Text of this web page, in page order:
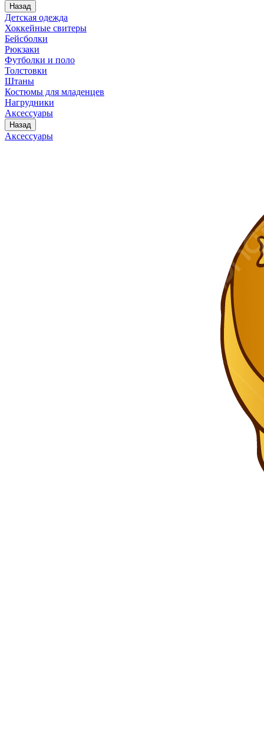
Назад
Детская одежда
Хоккейные свитеры
Бейсболки
Рюкзаки
Футболки и поло
Толстовки
Штаны
Костюмы для младенцев
Нагрудники
Аксессуары
Назад
Аксессуары